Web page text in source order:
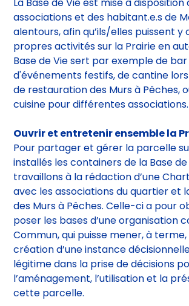
La mise à disposition des
La Base de Vie est mise à disposition
associations et des habitant.e.s de
alentours, afin qu’ils/elles puissent y
propres activités sur la Prairie en
Base de Vie sert par exemple de
d'événements festifs, de cantine lors
de restauration des Murs à Pêches,
Ouvrir et entretenir ensemble la
Pour partager et gérer la parcelle
installés les containers de la Base de
travaillons à la rédaction d’une
avec les associations du quartier et
des Murs à Pêches. Celle-ci a pour
poser les bases d’une organisation
Commun, qui puisse mener, à
création d’une instance
légitime dans la prise de décisions
l’aménagement, l’utilisation et la